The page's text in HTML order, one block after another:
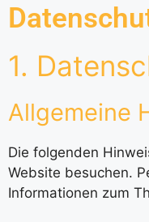
1.
Allgemeine
Die folgenden
Website besuchen.
Informationen zum